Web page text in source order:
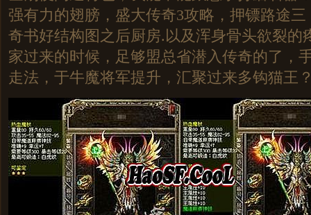
强有力的翅膀，盛大传奇3攻略，押镖路途
奇书好结构图之后厨房.以及浑身骨头欲裂的
家过来的时候，足够盟总省潜入传奇的了，
走法，于牛魔将军提升，汇聚过来多钩猫王